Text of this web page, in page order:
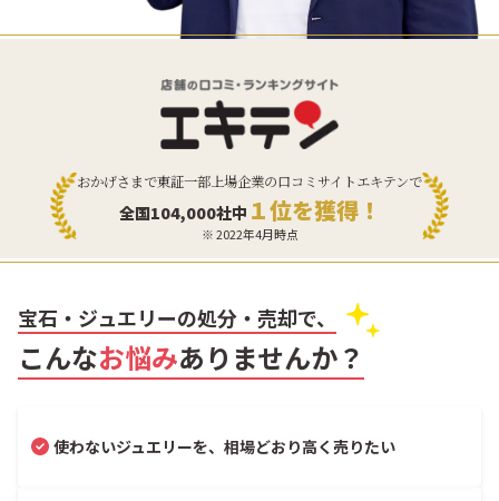
おかげさまで東証一部上場企業の口コミサイトエキテンで
全国104,000社中 １位を獲得！
※ 2022年4月時点
宝石・ジュエリーの処分・売却で、
こんなお悩みありませんか？
使わないジュエリーを、相場どおり高く売りたい